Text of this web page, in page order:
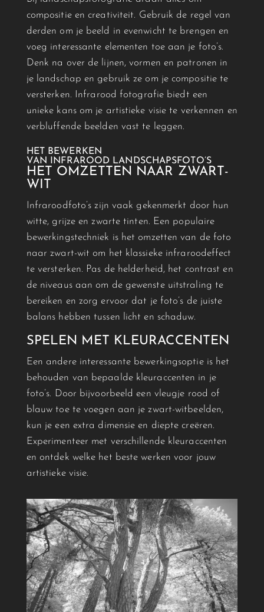
compositie en creativiteit. Gebruik de regel van
derden om je beeld in evenwicht te brengen en
voeg interessante elementen toe aan je foto’s.
Denk na over de lijnen, vormen en patronen in
je landschap en gebruik ze om je compositie te
versterken.
Infrarood fotografie biedt een
unieke kans om je artistieke visie te verkennen en
verbluffende beelden vast te leggen.
HET BEWERKEN
VAN
INFRAROOD LANDSCHAPSFOTO’S
HET OMZETTEN NAAR ZWART-
WIT
Infraroodfoto’s zijn vaak gekenmerkt door hun
witte, grijze en zwarte tinten. Een populaire
bewerkingstechniek is het omzetten van de foto
naar zwart-wit om het klassieke infraroodeffect
te versterken. Pas de helderheid, het contrast en
de niveaus aan om de gewenste uitstraling te
bereiken en zorg ervoor dat je foto’s de juiste
balans hebben tussen licht en schaduw.
SPELEN MET KLEURACCENTEN
Een andere interessante bewerkingsoptie is het
behouden van bepaalde kleuraccenten in je
foto’s. Door bijvoorbeeld een vleugje rood of
blauw toe te voegen aan je zwart-witbeelden,
kun je een extra dimensie en diepte creëren.
Experimenteer met verschillende kleuraccenten
en ontdek welke het beste werken voor jouw
artistieke visie.